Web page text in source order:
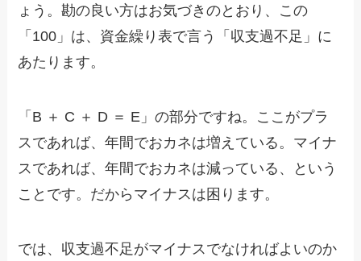
ょう。勘の良い方はお気づきのとおり、この
「100」は、資金繰り表で言う「収支過不足」に
あたります。
「B ＋ C ＋ D ＝ E」の部分ですね。ここがプラ
スであれば、年間でおカネは増えている。マイナ
スであれば、年間でおカネは減っている、という
ことです。だからマイナスは困ります。
では、収支過不足がマイナスでなければよいのか